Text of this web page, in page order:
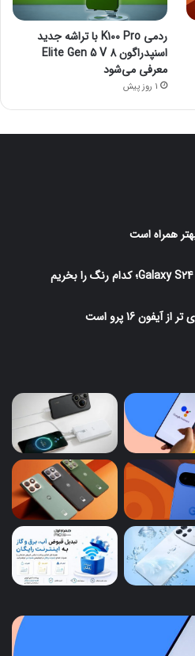
ردمی K100 Pro با تراشه جدید
اسنپدراگون 8 Elite Gen 5 V
معرفی می‌شود
1 روز پیش